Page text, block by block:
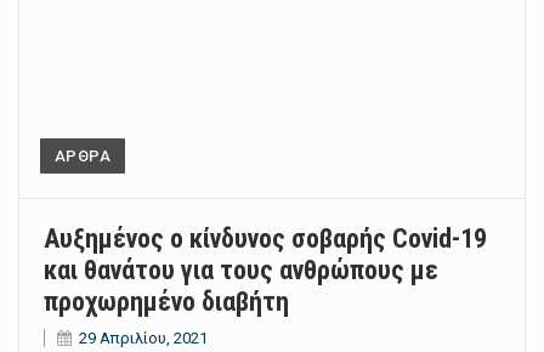
ΑΡΘΡΑ
Αυξημένος ο κίνδυνος σοβαρής Covid-19
και θανάτου για τους ανθρώπους με
προχωρημένο διαβήτη
29 Απριλίου, 2021